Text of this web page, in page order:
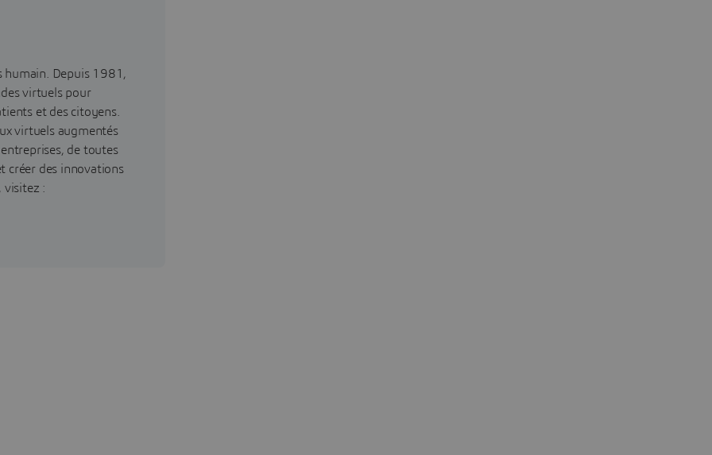
humain. Depuis 1981,
virtuels pour
et des citoyens.
virtuels augmentés
de toutes
créer des innovations
: